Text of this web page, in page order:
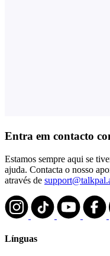
Entra em contacto
Estamos sempre aqui se
ajuda. Contacta o nosso
através de
Línguas